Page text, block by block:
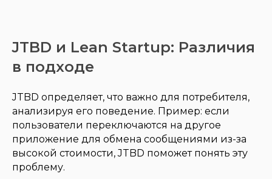
JTBD и Lean Startup: Различия
в подходе
JTBD определяет, что важно для потребителя,
анализируя его поведение. Пример: если
пользователи переключаются на другое
приложение для обмена сообщениями из-за
высокой стоимости, JTBD поможет понять эту
проблему.